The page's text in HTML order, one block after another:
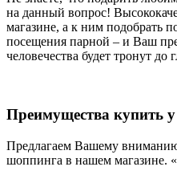
на данный вопрос!
магазине, а к ним подобрать
посещения парной – и Ваш
человечества будет тронут
Преимущества купить у
Предлагаем Вашему
шоппинга в нашем магазине.